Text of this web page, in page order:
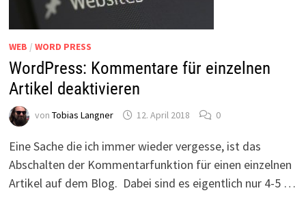
WEB / WORD PRESS
WordPress: Kommentare für einzelnen
Artikel deaktivieren
von Tobias Langner 12. April 2018 0
Eine Sache die ich immer wieder vergesse, ist das
Abschalten der Kommentarfunktion für einen einzelnen
Artikel auf dem Blog. Dabei sind es eigentlich nur 4-5 …